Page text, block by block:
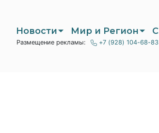
Новости Мир и Регион
Размещение рекламы: +7 (928) 104-68-83